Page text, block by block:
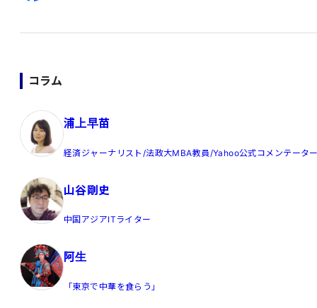
コラム
浦上早苗
経済ジャーナリスト/法政大MBA教員/Yahoo公式コメンテータ
山谷剛史
中国アジアITライター
阿生
「東京で中華を食らう」